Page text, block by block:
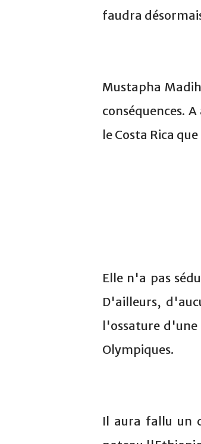
faudra
Mustapha
conséquences.
le Costa Rica
Elle n'a pas
D'ailleurs,
l'ossature
Olympiques.
Il aura fallu un